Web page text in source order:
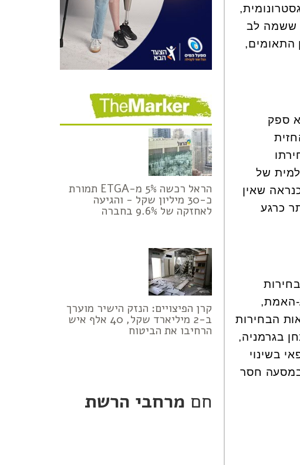
ששמה לב
התאומים,
ספק
של
שאין
כרגע
האמת,
הבחירות
בגרמניה,
בשינוי
חסר
הראל רכשה 5% מ-ETGA תמורת
כ-30 מיליון שקל - והגיעה
לאחזקה של 9.6% בחברה
קרן הפיצויים: הנזק הישיר מוערך
ב-2 מיליארד שקל, 40 אלף איש
הרחיבו את הביטוח
חם מרחבי הרשת